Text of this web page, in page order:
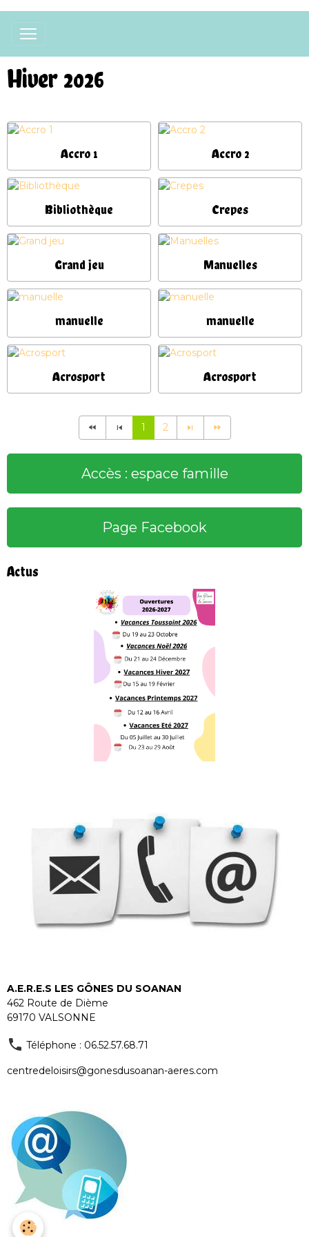
Hiver 2026
Accro 1 Accro 2
Bibliothèque Crepes
Grand jeu Manuelles
manuelle manuelle
Acrosport Acrosport
1 2
Accès : espace famille
Page Facebook
Actus
A.E.R.E.S LES GÔNES DU SOANAN
462 Route de Dième
69170 VALSONNE
Téléphone : 06.52.57.68.71
centredeloisirs@gonesdusoanan-aeres.com